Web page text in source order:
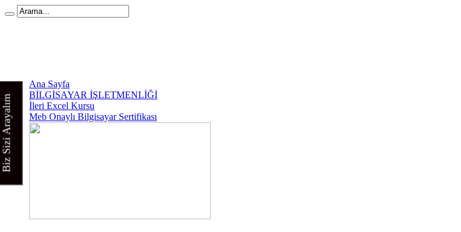
Ana Sayfa
BİLGİSAYAR İŞLETMENLİĞİ
İleri Excel Kursu
Meb Onaylı Bilgisayar Sertifikası
Biz Sizi Arayalım